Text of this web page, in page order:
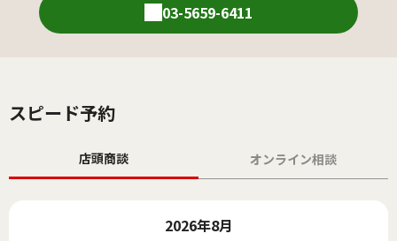
03-5659-6411
スピード予約
店頭商談 オンライン相談
2026年8月